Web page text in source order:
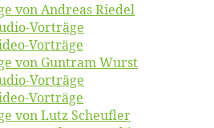
von An­dre­as Riedel
Vor­trä­ge
Vor­trä­ge
von Gun­tram Wurst
Vor­trä­ge
Vor­trä­ge
von Lutz Scheufler